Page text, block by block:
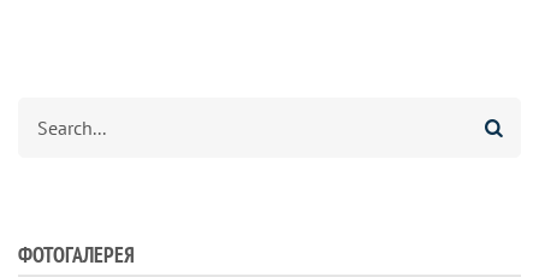
ФОТОГАЛЕРЕЯ